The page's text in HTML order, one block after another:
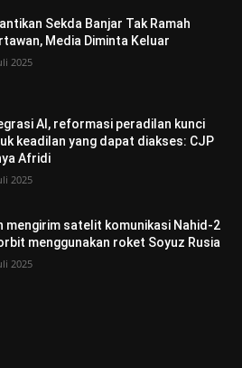
Sekda Banjar Tak Ramah
Media Diminta Keluar
2025
AI, reformasi peradilan kunci
keadilan yang dapat diakses: CJP
Afridi
2025
mengirim satelit komunikasi Nahid-2
menggunakan roket Soyuz Rusia
2025